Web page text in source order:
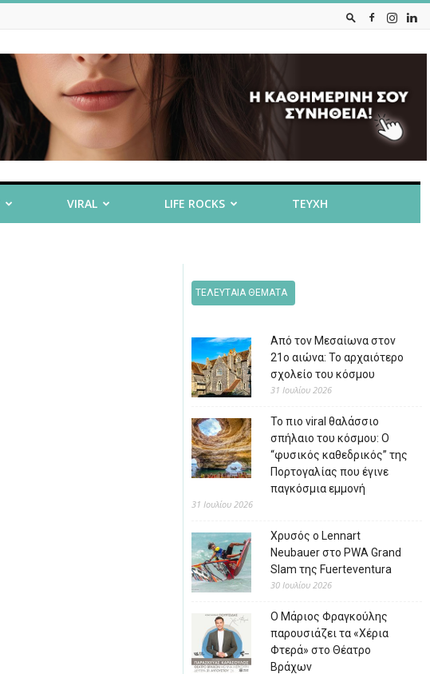
VIRAL LIFE ROCKS ΤΕΥΧΗ
ΤΕΛΕΥΤΑΙΑ ΘΕΜΑΤΑ
Από τον Μεσαίωνα στον
21ο αιώνα: Το αρχαιότερο
σχολείο του κόσμου
31 Ιουλίου 2026
Το πιο viral θαλάσσιο
σπήλαιο του κόσμου: Ο
“φυσικός καθεδρικός” της
Πορτογαλίας που έγινε
παγκόσμια εμμονή
31 Ιουλίου 2026
Χρυσός ο Lennart
Neubauer στο PWA Grand
Slam της Fuerteventura
30 Ιουλίου 2026
Ο Μάριος Φραγκούλης
παρουσιάζει τα «Χέρια
Φτερά» στο Θέατρο
Βράχων